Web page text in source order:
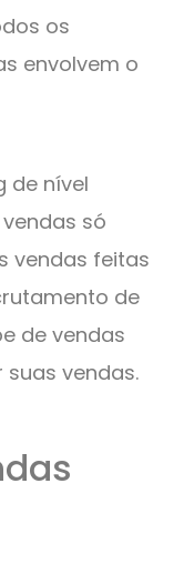
os
envolvem o
de nível
só
vendas feitas
de
de vendas
vendas.